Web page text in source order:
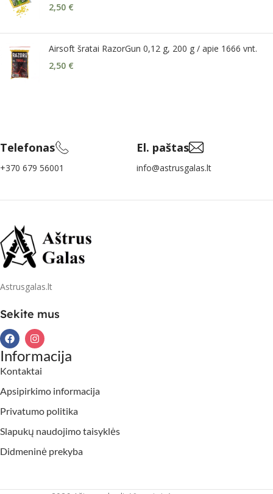
2,50 €
Airsoft šratai RazorGun 0,12 g, 200 g / apie 1666 vnt.
2,50 €
Telefonas
+370 679 56001
El. paštas
info@astrusgalas.lt
Astrusgalas.lt
Sekite mus
Informacija
Kontaktai
Apsipirkimo informacija
Privatumo politika
Slapukų naudojimo taisyklės
Didmeninė prekyba